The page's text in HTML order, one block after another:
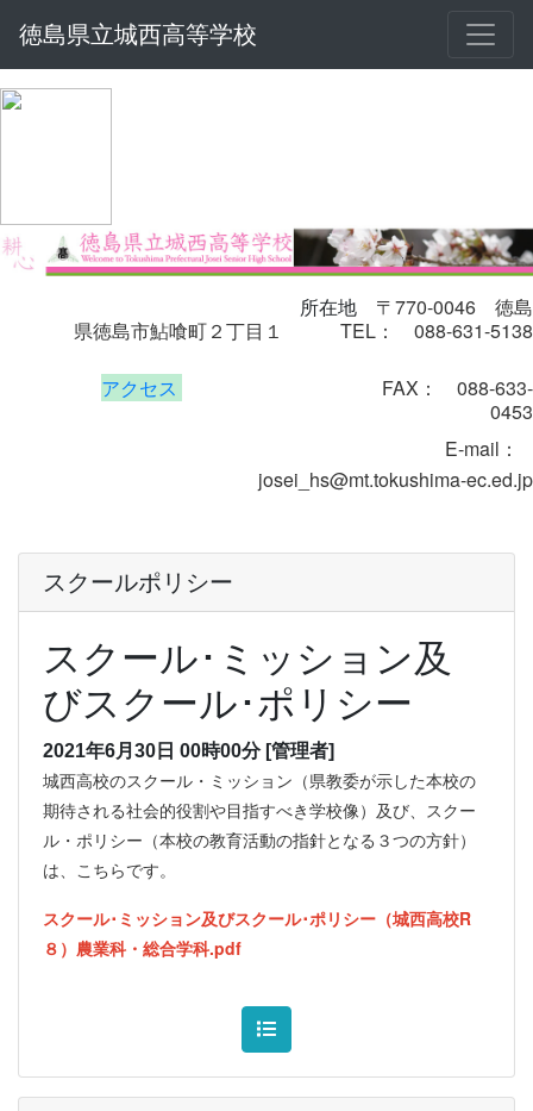
徳島県立城西高等学校
所在地 〒770-0046 徳島
県徳島市鮎喰町２丁目１ TEL： 088-631-5138
アクセス
FAX： 088-633-
0453
E-mail ：
josei_hs@mt.tokushima-ec.ed.jp
スクールポリシー
スクール･ミッション及
びスクール･ポリシー
2021年6月30日 00時00分 [管理者]
城西高校のスクール・ミッション（県教委が示した本校の
期待される社会的役割や目指すべき学校像）及び、スクー
ル・ポリシー（本校の教育活動の指針となる３つの方針）
は、こちらです。
スクール･ミッション及びスクール･ポリシー（城西高校R
８）農業科・総合学科.pdf